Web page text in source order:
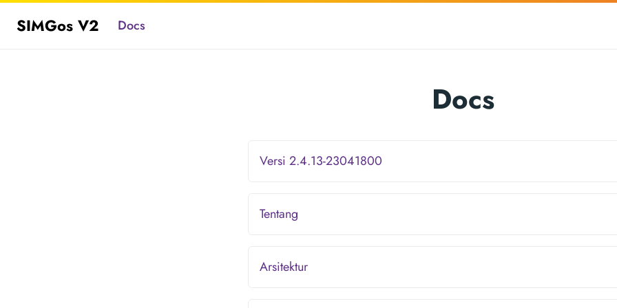
SIMGos V2 Docs
Docs
Versi 2.4.13-23041800
Tentang
Arsitektur